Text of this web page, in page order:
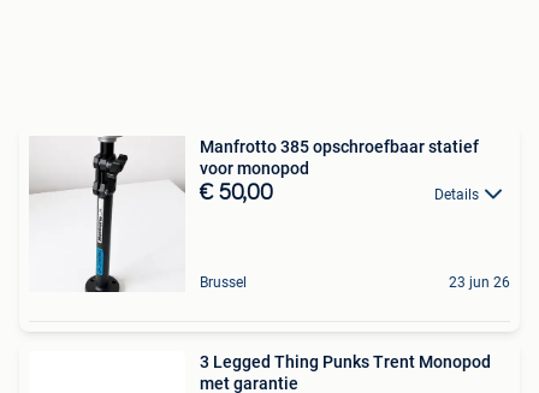
Manfrotto 385 opschroefbaar statief
voor monopod
€ 50,00 Details
Brussel 23 jun 26
3 Legged Thing Punks Trent Monopod
met garantie